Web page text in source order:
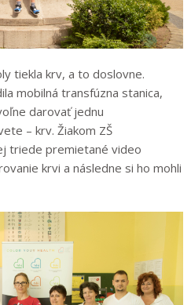
tiekla krv, a to doslovne.
mobilná transfúzna stanica,
darovať jednu
– krv. Žiakom ZŠ
triede premietané video
krvi a následne si ho mohli